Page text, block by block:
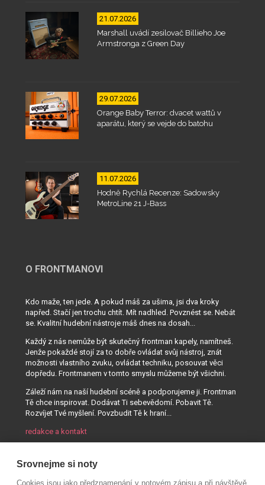
21.07.2026
Marshall uvádí zesilovač Billieho Joe
Armstronga z Green Day
29.07.2026
Orange Baby Terror: dvacet wattů v
aparátu, který se vejde do batohu
11.07.2026
Hodně Rychlá Recenze: Sadowsky
MetroLine 21 J-Bass
O FRONTMANOVI
Kdo maže, ten jede. A pokud máš za ušima, jsi dva kroky
napřed. Stačí jen trochu chtít. Mít nadhled. Povznést se. Nebát
se. Kvalitní hudební nástroje máš dnes na dosah...
Každý z nás nemůže být skutečný frontman kapely, namítneš.
Jenže pokaždé stojí za to dobře ovládat svůj nástroj, znát
možnosti vlastního zvuku, ovládat techniku, posouvat věci
dopředu. Frontmanem v tomto smyslu můžeme být všichni.
Záleží nám na naší hudební scéně a podporujeme ji. Frontman
Tě chce inspirovat. Dodávat Ti sebevědomí. Pobavit Tě.
Rozvíjet Tvé myšlení. Povzbudit Tě k hraní...
redakce a kontakt
Srovnejme si noty
Cookies jsou jako předznamenání v notovém zápisu a při návštěvě